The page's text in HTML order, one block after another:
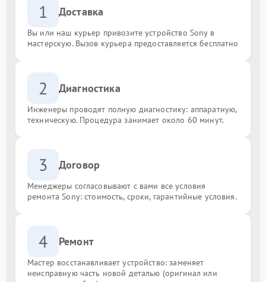
1 Доставка
Вы или наш курьер привозите устройство Sony в
мастерскую. Вызов курьера предоставляется бесплатно
2 Диагностика
Инженеры проводят полную диагностику: аппаратную,
техническую. Процедура занимает около 60 минут.
3 Договор
Менеджеры согласовывают с вами все условия
ремонта Sony: стоимость, сроки, гарантийные условия.
4 Ремонт
Мастер восстанавливает устройство: заменяет
неисправную часть новой деталью (оригинал или